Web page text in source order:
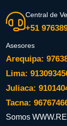
Central de
+51
Asesores
Arequipa:
Lima:
Juliaca:
Tacna:
Somos